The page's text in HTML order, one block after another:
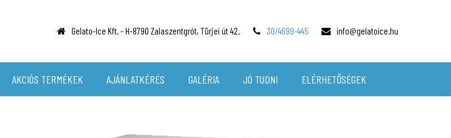
Gelato-Ice Kft. -H-8790 Zalaszentgrót, Türjei út 42. 30/4699-445 info@gelatoice.hu
AKCIÓS TERMÉKEK AJÁNLATKÉRÉS GALÉRIA JÓ TUDNI ELÉRHETŐSÉGEK